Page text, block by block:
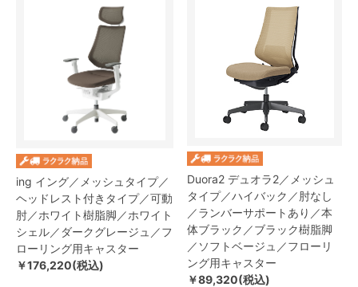
ing イング／メッシュタイプ／
ヘッドレスト付きタイプ／可動
肘／ホワイト樹脂脚／ホワイト
シェル／ダークグレージュ／フ
ローリング用キャスター
￥176,220(税込)
Duora2 デュオラ2／メッシュ
タイプ／ハイバック／肘なし
／ランバーサポートあり／本
体ブラック／ブラック樹脂脚
／ソフトベージュ／フローリ
ング用キャスター
￥89,320(税込)